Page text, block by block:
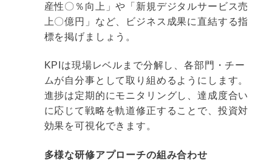
産性〇％向上」や「新規デジタルサービス売
上〇億円」など、ビジネス成果に直結する指
標を掲げましょう。
KPIは現場レベルまで分解し、各部門・チー
ムが自分事として取り組めるようにします。
進捗は定期的にモニタリングし、達成度合い
に応じて戦略を軌道修正することで、投資対
効果を可視化できます。
多様な研修アプローチの組み合わせ